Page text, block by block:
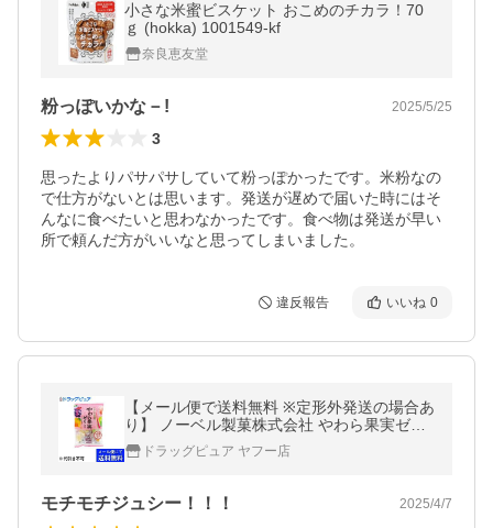
小さな米蜜ビスケット おこめのチカラ！70
ｇ (hokka) 1001549-kf
奈良恵友堂
粉っぽいかな－! 2025/5/25
3
思ったよりパサパサしていて粉っぽかったです。米粉なの
で仕方がないとは思います。発送が遅めで届いた時にはそ
んなに食べたいと思わなかったです。食べ物は発送が早い
所で頼んだ方がいいなと思ってしまいました。
違反報告 いいね 0
【メール便で送料無料 ※定形外発送の場合あ
り】 ノーベル製菓株式会社 やわら果実ゼリ
ー（230g） ＜4種類の濃厚な果実の味わい＞
【ドラッグピュアヤフー店】
ドラッグピュア ヤフー店
モチモチジュシー！！！ 2025/4/7